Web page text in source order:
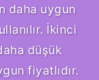
daha uygun
İkinci
düşük
fiyatlıdır.